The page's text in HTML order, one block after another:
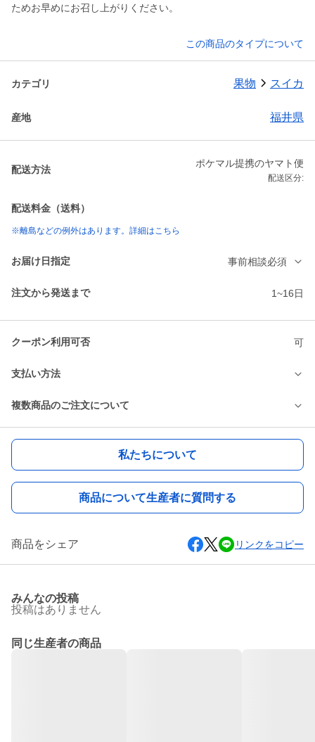
ためお早めにお召し上がりください。
この商品のタイプについて
カテゴリ 果物 スイカ
産地 福井県
配送方法
ポケマル提携のヤマト便
配送区分:
配送料金（送料）
※離島などの例外はあります。詳細はこちら
お届け日指定 事前相談必須
注文から発送まで 1~16日
クーポン利用可否 可
支払い方法
複数商品のご注文について
私たちについて
商品について生産者に質問する
商品をシェア リンクをコピー
みんなの投稿
投稿はありません
同じ生産者の商品